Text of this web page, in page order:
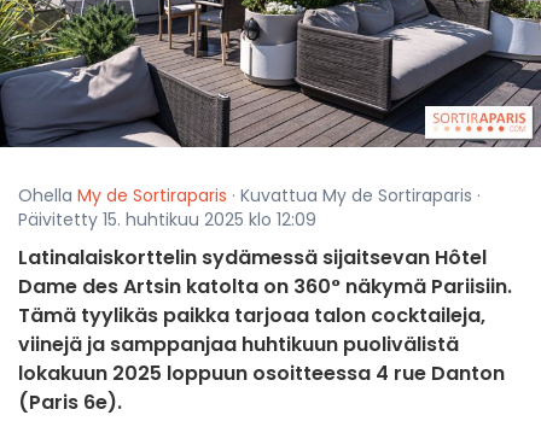
Ohella My de Sortiraparis · Kuvattua My de Sortiraparis ·
Päivitetty 15. huhtikuu 2025 klo 12:09
Latinalaiskorttelin sydämessä sijaitsevan Hôtel
Dame des Artsin katolta on 360° näkymä Pariisiin.
Tämä tyylikäs paikka tarjoaa talon cocktaileja,
viinejä ja samppanjaa huhtikuun puolivälistä
lokakuun 2025 loppuun osoitteessa 4 rue Danton
(Paris 6e).